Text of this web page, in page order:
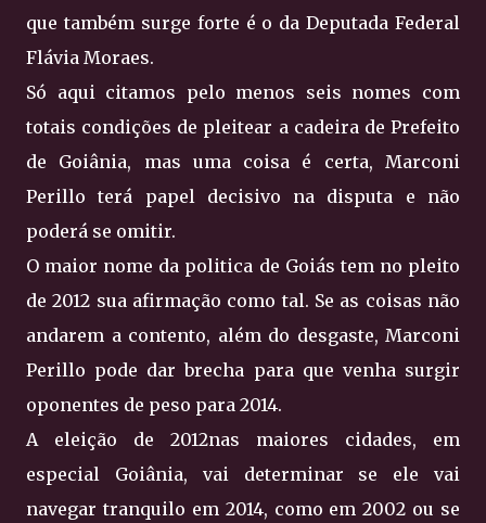
que também surge forte é o da Deputada Federal
Flávia Moraes.
Só aqui citamos pelo menos seis nomes com
totais condições de pleitear a cadeira de Prefeito
de Goiânia, mas uma coisa é certa, Marconi
Perillo terá papel decisivo na disputa e não
poderá se omitir.
O maior nome da politica de Goiás tem no pleito
de 2012 sua afirmação como tal. Se as coisas não
andarem a contento, além do desgaste, Marconi
Perillo pode dar brecha para que venha surgir
oponentes de peso para 2014.
A eleição de 2012nas maiores cidades, em
especial Goiânia, vai determinar se ele vai
navegar tranquilo em 2014, como em 2002 ou se